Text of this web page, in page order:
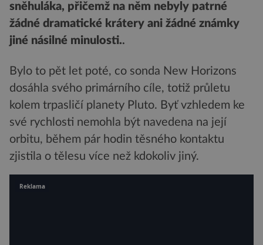
sněhuláka, přičemž na něm nebyly patrné
žádné dramatické krátery ani žádné známky
jiné násilné minulosti..
Bylo to pět let poté, co sonda New Horizons
dosáhla svého primárního cíle, totiž průletu
kolem trpasličí planety Pluto. Byť vzhledem ke
své rychlosti nemohla být navedena na její
orbitu, během pár hodin těsného kontaktu
zjistila o tělesu více než kdokoliv jiný.
Reklama